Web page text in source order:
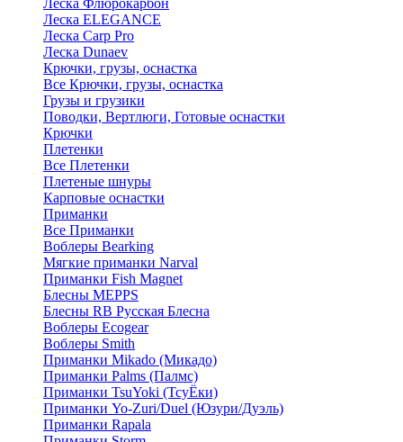
Леска Флюрокарбон
Леска ELEGANCE
Леска Carp Pro
Леска Dunaev
Крючки, грузы, оснастка
Все Крючки, грузы, оснастка
Грузы и грузики
Поводки, Вертлюги, Готовые оснастки
Крючки
Плетенки
Все Плетенки
Плетеные шнуры
Карповые оснастки
Приманки
Все Приманки
Воблеры Bearking
Мягкие приманки Narval
Приманки Fish Magnet
Блесны MEPPS
Блесны RB Русская Блесна
Воблеры Ecogear
Воблеры Smith
Приманки Mikado (Микадо)
Приманки Palms (Палмс)
Приманки TsuYoki (ТсуЁки)
Приманки Yo-Zuri/Duel (Юзури/Дуэль)
Приманки Rapala